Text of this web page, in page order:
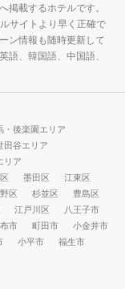
掲載するホテルです。
サイトより早く正確で
ン情報も随時更新して
語、韓国語、中国語、
・後楽園エリア
田谷エリア
リア
墨田区
江東区
区 杉並区
豊島区
江戸川区
八王子市
市 町田市
小金井市
小平市
福生市